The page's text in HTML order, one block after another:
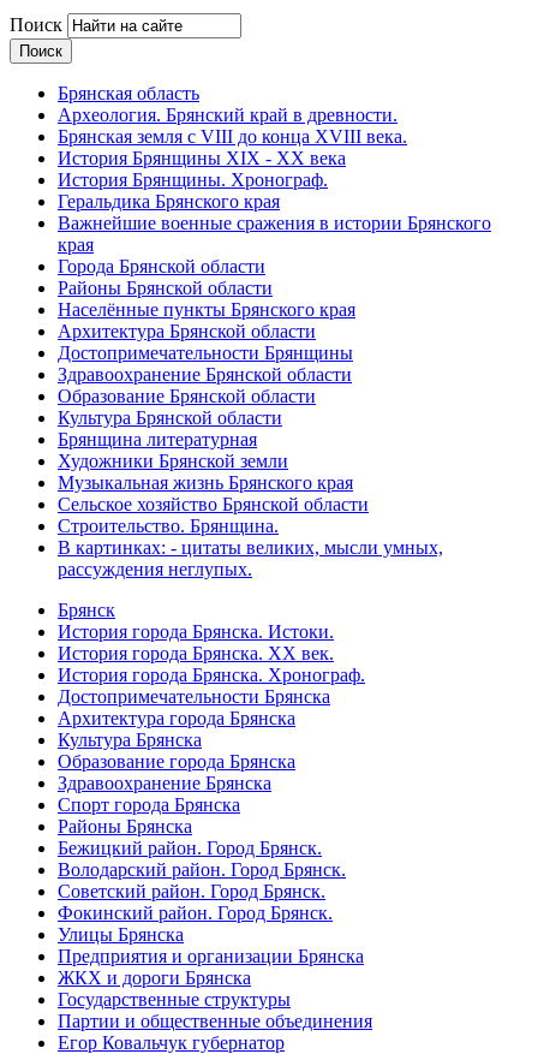
Поиск
Брянская область
Археология. Брянский край в древности.
Брянская земля с VIII до конца XVIII века.
История Брянщины XIX - XX века
История Брянщины. Хронограф.
Геральдика Брянского края
Важнейшие военные сражения в истории Брянского
края
Города Брянской области
Районы Брянской области
Населённые пункты Брянского края
Архитектура Брянской области
Достопримечательности Брянщины
Здравоохранение Брянской области
Образование Брянской области
Культура Брянской области
Брянщина литературная
Художники Брянской земли
Музыкальная жизнь Брянского края
Сельское хозяйство Брянской области
Строительство. Брянщина.
В картинках: - цитаты великих, мысли умных,
рассуждения неглупых.
Брянск
История города Брянска. Истоки.
История города Брянска. XX век.
История города Брянска. Хронограф.
Достопримечательности Брянска
Архитектура города Брянска
Культура Брянска
Образование города Брянска
Здравоохранение Брянска
Спорт города Брянска
Районы Брянска
Бежицкий район. Город Брянск.
Володарский район. Город Брянск.
Советский район. Город Брянск.
Фокинский район. Город Брянск.
Улицы Брянска
Предприятия и организации Брянска
ЖКХ и дороги Брянска
Государственные структуры
Партии и общественные объединения
Егор Ковальчук губернатор